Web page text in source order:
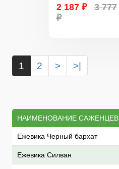
2 187 ₽
3 777
₽
1 2 > >|
НАИМЕНОВАНИЕ САЖЕНЦЕВ
Ежевика Черный бархат
Ежевика Силван